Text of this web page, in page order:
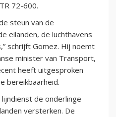
72-600.
steun van de
eilanden, de luchthavens
schrijft Gomez. Hij noemt
minister van Transport,
heeft uitgesproken
bereikbaarheid.
de onderlinge
versterken. De